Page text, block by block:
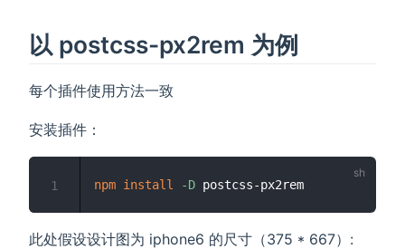
以 postcss-px2rem 为例
每个插件使用方法一致
安装插件：
npm install -D
1
此处假设设计图为 iphone6 的尺寸（375 * 667）: